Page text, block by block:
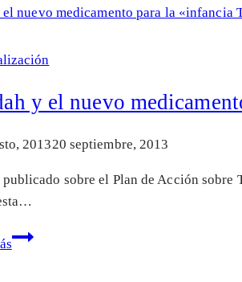
Pharma
para
promover
la
de
la
y el nuevo
201320 septiembre, 2013
publicado sobre el Plan de Acción
Pandah